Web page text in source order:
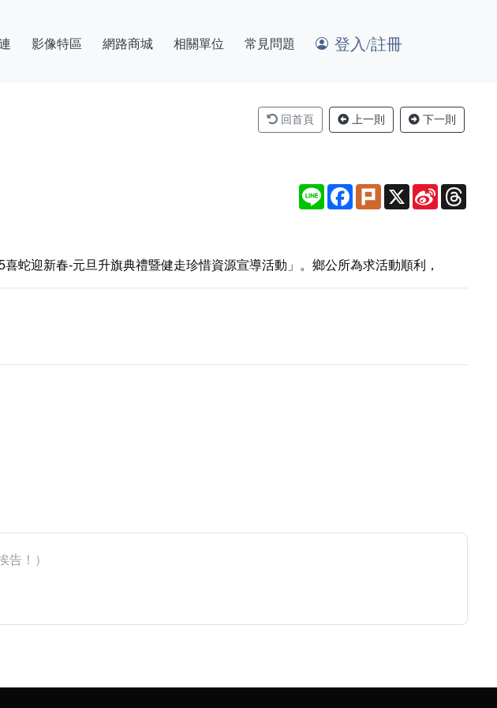
影像特區 網路商城 相關單位 常見問題 登入/註冊
回首頁 上一則 下一則
Line Facebook
Plurk X
Sina
Weibo
蛇迎新春-元旦升旗典禮暨健走珍惜資源宣導活動」。鄉公所為求活動順利，
告！）